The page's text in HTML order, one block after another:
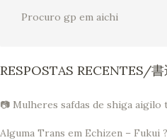
Procuro gp em aichi
RESPOSTAS RECENTES/
📷 Mulheres safdas de shiga aigilo
Alguma Trans em Echizen – Fukui ?